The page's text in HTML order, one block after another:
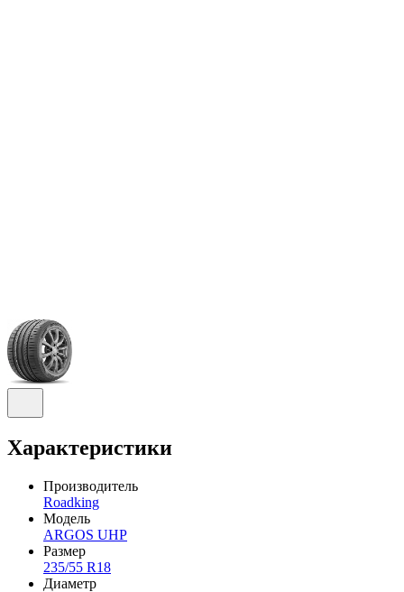
Характеристики
Производитель
Roadking
Модель
ARGOS UHP
Размер
235/55 R18
Диаметр